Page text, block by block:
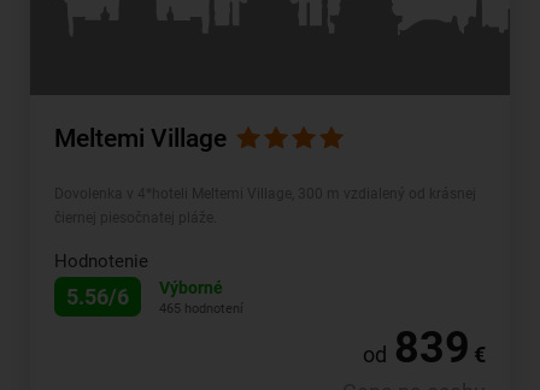
Meltemi Village
Hodnotenie
5.56/6 Výborné
465 hodnotení
od 839 €